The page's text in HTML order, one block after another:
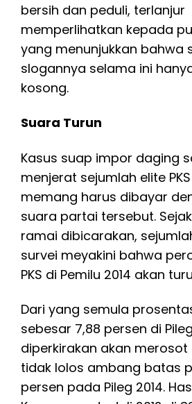
bersih dan peduli, terlanjur
memperlihatkan kepada
yang menunjukkan bahwa
slogannya selama ini
kosong.
Suara Turun
Kasus suap impor daging
menjerat sejumlah elite
memang harus dibayar
suara partai tersebut.
ramai dibicarakan,
survei meyakini bahwa
PKS di Pemilu 2014 akan
Dari yang semula
sebesar 7,88 persen di
diperkirakan akan
tidak lolos ambang batas
persen pada Pileg 2014.